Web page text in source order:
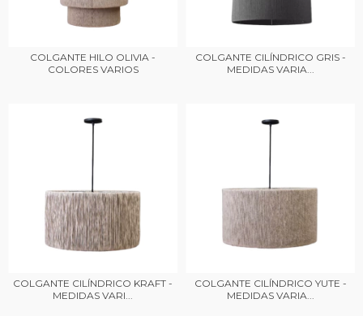
COLGANTE HILO OLIVIA -
COLORES VARIOS
COLGANTE CILÍNDRICO GRIS -
MEDIDAS VARIA...
COLGANTE CILÍNDRICO KRAFT -
MEDIDAS VARI...
COLGANTE CILÍNDRICO YUTE -
MEDIDAS VARIA...